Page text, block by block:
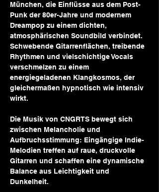
München, die Einflüsse aus dem Post-
Punk der 80er-Jahre und modernem
Dreampop zu einem dichten,
atmosphärischen Soundbild verbindet.
Schwebende Gitarrenflächen, treibende
Rhythmen und vielschichtige Vocals
verschmelzen zu einem
energiegeladenen Klangkosmos, der
gleichermaßen hypnotisch wie intensiv
wirkt.
Die Musik von CNGRTS bewegt sich
zwischen Melancholie und
Aufbruchsstimmung: Eingängige Indie-
Melodien treffen auf raue, druckvolle
Gitarren und schaffen eine dynamische
Balance aus Leichtigkeit und
Dunkelheit.